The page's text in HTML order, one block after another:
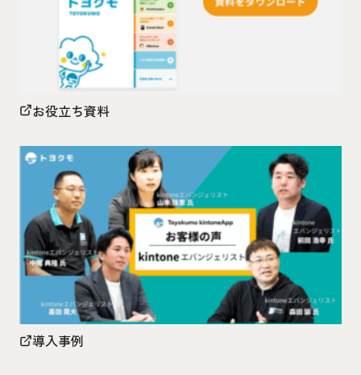
お役立ち資料
導入事例